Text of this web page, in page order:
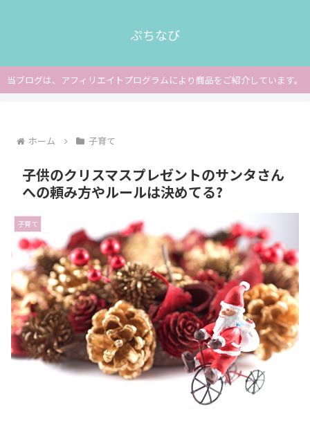
ぷちなび
当ブログは、アフィリエイトプログラムにより商品をご紹介しています。
ホーム 子育て
子供のクリスマスプレゼントのサンタさん
への頼み方やルールは決めてる?
子育て